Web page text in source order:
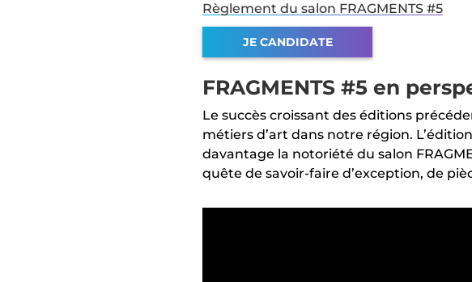
Règlement du salon FRAGMENTS #5
JE CANDIDATE
FRAGMENTS #5 en
Le succès croissant des éditions
métiers d’art dans notre région.
davantage la notoriété du salon
quête de savoir-faire d’exception, de